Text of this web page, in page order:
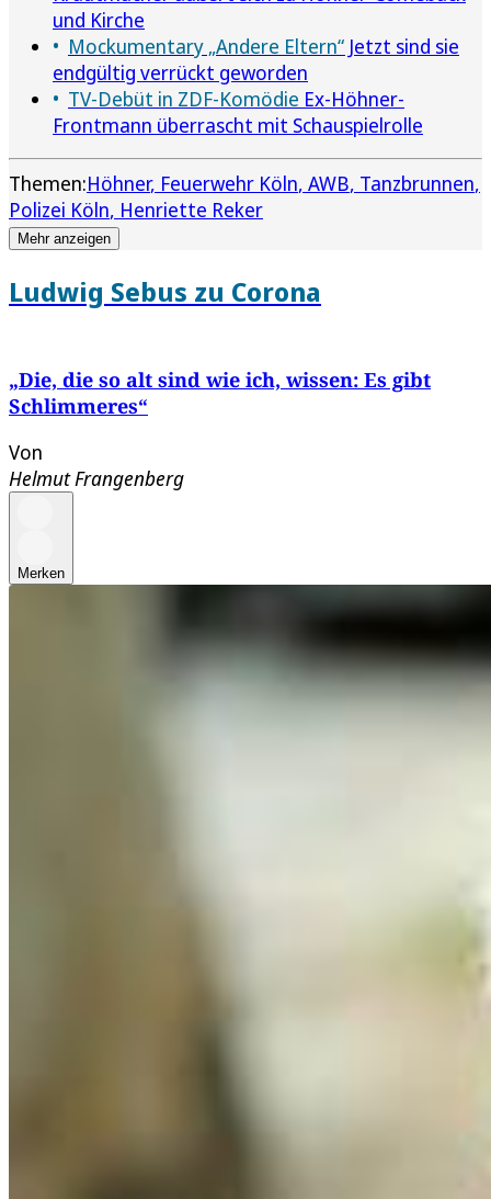
und Kirche
Mockumentary „Andere Eltern“ Jetzt sind sie
endgültig verrückt geworden
TV-Debüt in ZDF-Komödie Ex-Höhner-
Frontmann überrascht mit Schauspielrolle
Themen:Höhner Feuerwehr Köln AWB Tanzbrunnen
Polizei Köln Henriette Reker
Mehr anzeigen
Ludwig Sebus zu Corona
„Die, die so alt sind wie ich, wissen: Es gibt
Schlimmeres“
Von
Helmut Frangenberg
Merken